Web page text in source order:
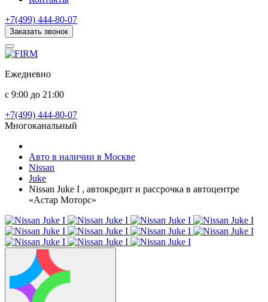
+7(499) 444-80-07
Заказать звонок
Ежедневно
с 9:00 до 21:00
+7(499) 444-80-07
Многоканальный
Авто в наличии в Москве
Nissan
Juke
Nissan Juke I , автокредит и рассрочка в автоцентре
«Астар Моторс»